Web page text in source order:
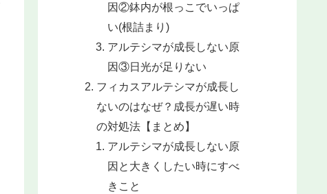
因②鉢内が根っこでいっぱ
い(根詰まり)
アルテシマが成長しない原
因③日光が足りない
フィカスアルテシマが成長し
ないのはなぜ？成長が遅い時
の対処法【まとめ】
アルテシマが成長しない原
因と大きくしたい時にすべ
きこと